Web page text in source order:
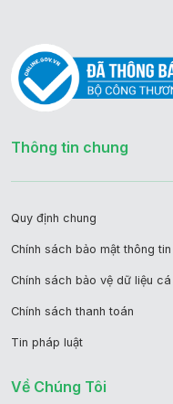
Thông tin chung
Quy định chung
Chính sách bảo mật thông tin
Chính sách bảo vệ dữ liệu cá
Chính sách thanh toán
Tin pháp luật
Về Chúng Tôi